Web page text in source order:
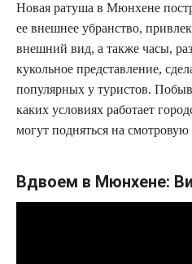
Новая ратуша в Мюнхене
ее внешнее убранство,
внешний вид, а также часы,
кукольное представление,
популярных у туристов.
каких условиях работает
могут подняться на
Вдвоем в Мюнхене: